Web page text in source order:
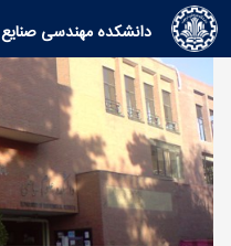
دانشکده مهندسی صنایع